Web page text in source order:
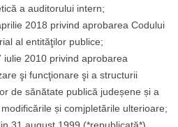
a auditorului intern;
2018 privind aprobarea Codului
al entităţilor publice;
iulie 2010 privind aprobarea
şi funcţionare şi a structurii
de sănătate publică judeșene și a
și comjpletările ulterioare;